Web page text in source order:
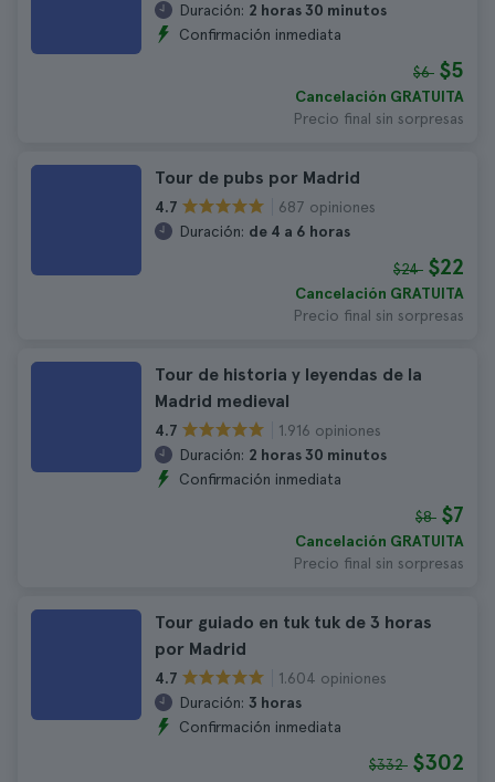
Duración: 2 horas 30 minutos
Confirmación inmediata
$6 $5
Cancelación GRATUITA
Precio final sin sorpresas
Tour de pubs por Madrid
4.7
687 opiniones
Duración: de 4 a 6 horas
$24 $22
Cancelación GRATUITA
Precio final sin sorpresas
Tour de historia y leyendas de la
Madrid medieval
4.7
1.916 opiniones
Duración: 2 horas 30 minutos
Confirmación inmediata
$8 $7
Cancelación GRATUITA
Precio final sin sorpresas
Tour guiado en tuk tuk de 3 horas
por Madrid
4.7
1.604 opiniones
Duración: 3 horas
Confirmación inmediata
$332 $302